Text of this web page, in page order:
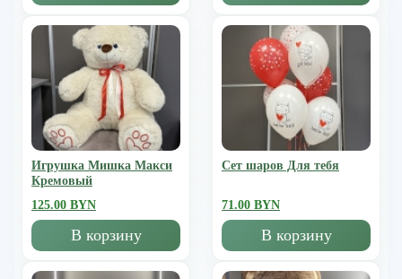
Игрушка Мишка Mакси
Кремовый
125.00 BYN
В корзину
Сет шаров Для тебя
71.00 BYN
В корзину